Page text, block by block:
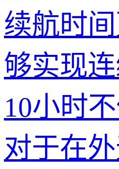
续航时
够实现
10小时不
对于在